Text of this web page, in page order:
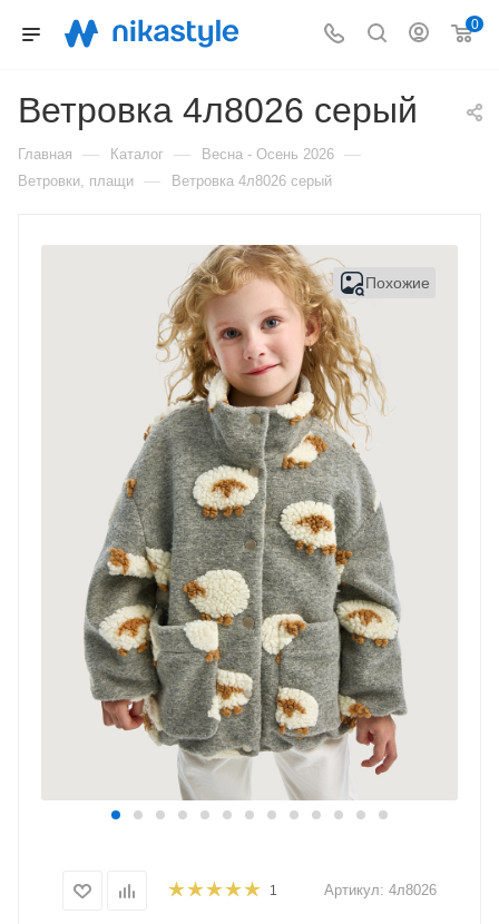
0
Ветровка 4л8026 серый
Главная — Каталог — Весна - Осень 2026 —
Ветровки, плащи — Ветровка 4л8026 серый
Похожие
1 Артикул: 4л8026